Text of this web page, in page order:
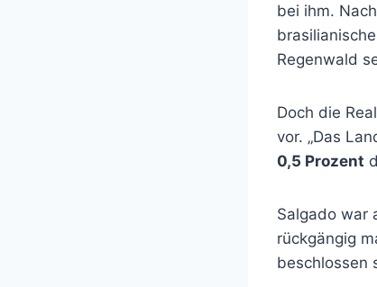
bei ihm.
Regenwald
Doch die
vor. „Das
0,5 Prozent
Salgado war
rückgängig
beschlossen